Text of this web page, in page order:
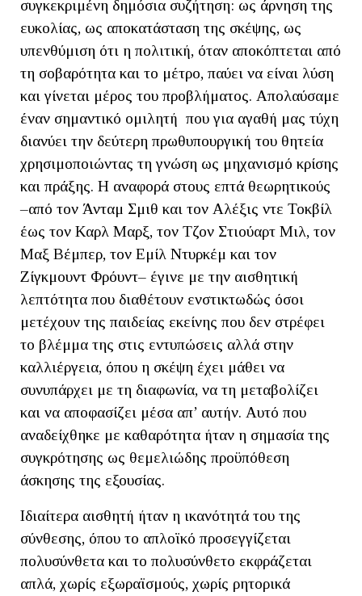
συγκεκριμένη δημόσια συζήτηση: ως άρνηση της
ευκολίας, ως αποκατάσταση της σκέψης, ως
υπενθύμιση ότι η πολιτική, όταν αποκόπτεται από
τη σοβαρότητα και το μέτρο, παύει να είναι λύση
και γίνεται μέρος του προβλήματος. Απολαύσαμε
έναν σημαντικό ομιλητή που για αγαθή μας τύχη
διανύει την δεύτερη πρωθυπουργική του θητεία
χρησιμοποιώντας τη γνώση ως μηχανισμό κρίσης
και πράξης. Η αναφορά στους επτά θεωρητικούς
–από τον Άνταμ Σμιθ και τον Αλέξις ντε Τοκβίλ
έως τον Καρλ Μαρξ, τον Τζον Στιούαρτ Μιλ, τον
Μαξ Βέμπερ, τον Εμίλ Ντυρκέμ και τον
Ζίγκμουντ Φρόυντ– έγινε με την αισθητική
λεπτότητα που διαθέτουν ενστικτωδώς όσοι
μετέχουν της παιδείας εκείνης που δεν στρέφει
το βλέμμα της στις εντυπώσεις αλλά στην
καλλιέργεια, όπου η σκέψη έχει μάθει να
συνυπάρχει με τη διαφωνία, να τη μεταβολίζει
και να αποφασίζει μέσα απ’ αυτήν. Αυτό που
αναδείχθηκε με καθαρότητα ήταν η σημασία της
συγκρότησης ως θεμελιώδης προϋπόθεση
άσκησης της εξουσίας.
Ιδιαίτερα αισθητή ήταν η ικανότητά του της
σύνθεσης, όπου το απλοϊκό προσεγγίζεται
πολυσύνθετα και το πολυσύνθετο εκφράζεται
απλά, χωρίς εξωραϊσμούς, χωρίς ρητορικά